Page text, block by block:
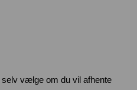
vælge om du vil afhente